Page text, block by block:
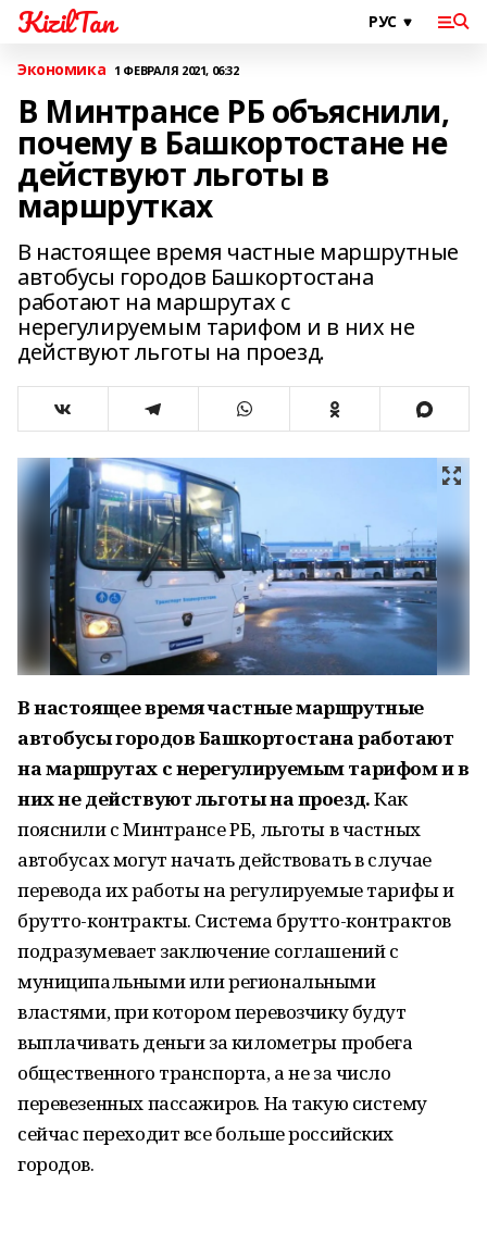
KizilTan
Экономика 1 ФЕВРАЛЯ 2021, 06:32
В Минтрансе РБ объяснили,
почему в Башкортостане не
действуют льготы в
маршрутках
В настоящее время частные маршрутные
автобусы городов Башкортостана
работают на маршрутах с
нерегулируемым тарифом и в них не
действуют льготы на проезд.
В настоящее время частные маршрутные
автобусы городов Башкортостана работают
на маршрутах с нерегулируемым тарифом и в
них не действуют льготы на проезд.Как
пояснили с Минтрансе РБ, льготы в частных
автобусах могут начать действовать в случае
перевода их работы на регулируемые тарифы и
брутто-контракты. Система брутто-контрактов
подразумевает заключение соглашений с
муниципальными или региональными
властями, при котором перевозчику будут
выплачивать деньги за километры пробега
общественного транспорта, а не за число
перевезенных пассажиров. На такую систему
сейчас переходит все больше российских
городов.